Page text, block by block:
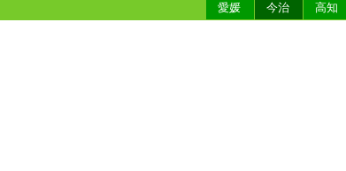
愛媛
今治 高知